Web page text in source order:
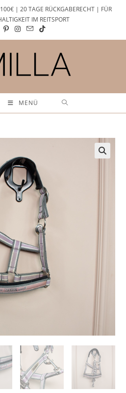
| 20 TAGE RÜCKGABERECHT | FÜR
IM REITSPORT
MENÜ